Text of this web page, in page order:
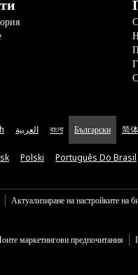
العربية বাংলা Български 简
Polski Português Do Brasil
Актуализиране на настройките на
маркетингови предпочитания